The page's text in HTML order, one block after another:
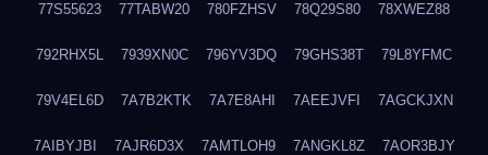
77S55623 77TABW20 780FZHSV 78Q29S80 78XWEZ88
792RHX5L 7939XN0C 796YV3DQ 79GHS38T 79L8YFMC
79V4EL6D 7A7B2KTK 7A7E8AHI 7AEEJVFI 7AGCKJXN
7AIBYJBI 7AJR6D3X 7AMTLOH9 7ANGKL8Z 7AOR3BJY